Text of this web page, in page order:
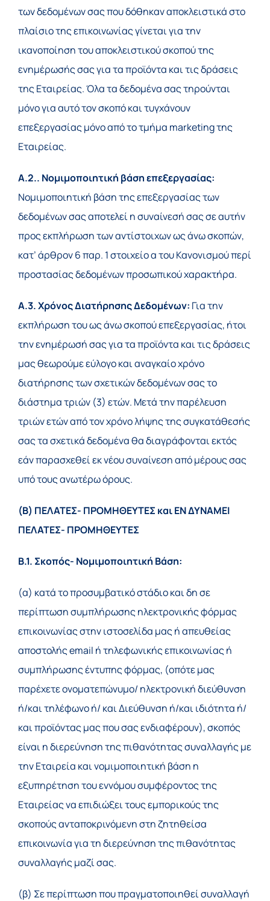
των δεδομένων σας που δόθηκαν αποκλειστικά στο
πλαίσιο της επικοινωνίας γίνεται για την
ικανοποίηση του αποκλειστικού σκοπού της
ενημέρωσής σας για τα προϊόντα και τις δράσεις
της Εταιρείας. Όλα τα δεδομένα σας τηρούνται
μόνο για αυτό τον σκοπό και τυγχάνουν
επεξεργασίας μόνο από το τμήμα marketing της
Εταιρείας.
Α.2.. Νομιμοποιητική βάση επεξεργασίας:
Νομιμοποιητική βάση της επεξεργασίας των
δεδομένων σας αποτελεί η συναίνεσή σας σε αυτήν
προς εκπλήρωση των αντίστοιχων ως άνω σκοπών,
κατ’ άρθρον 6 παρ. 1 στοιχείο α του Κανονισμού περί
προστασίας δεδομένων προσωπικού χαρακτήρα.
Α.3. Χρόνος Διατήρησης Δεδομένων: Για την
εκπλήρωση του ως άνω σκοπού επεξεργασίας, ήτοι
την ενημέρωσή σας για τα προϊόντα και τις δράσεις
μας θεωρούμε εύλογο και αναγκαίο χρόνο
διατήρησης των σχετικών δεδομένων σας το
διάστημα τριών (3) ετών. Μετά την παρέλευση
τριών ετών από τον χρόνο λήψης της συγκατάθεσής
σας τα σχετικά δεδομένα θα διαγράφονται εκτός
εάν παρασχεθεί εκ νέου συναίνεση από μέρους σας
υπό τους ανωτέρω όρους.
(Β) ΠΕΛΑΤΕΣ- ΠΡΟΜΗΘΕΥΤΕΣ και ΕΝ ΔΥΝΑΜΕΙ
ΠΕΛΑΤΕΣ- ΠΡΟΜΗΘΕΥΤΕΣ
Β.1. Σκοπός- Νομιμοποιητική Βάση:
(α) κατά το προσυμβατικό στάδιο και δη σε
περίπτωση συμπλήρωσης ηλεκτρονικής φόρμας
επικοινωνίας στην ιστοσελίδα μας ή απευθείας
αποστολής email ή τηλεφωνικής επικοινωνίας ή
συμπλήρωσης έντυπης φόρμας, (οπότε μας
παρέχετε ονοματεπώνυμο/ ηλεκτρονική διεύθυνση
ή/και τηλέφωνο ή/ και Διεύθυνση ή/και ιδιότητα ή/
και προϊόντας μας που σας ενδιαφέρουν), σκοπός
είναι η διερεύνηση της πιθανότητας συναλλαγής με
την Εταιρεία και νομιμοποιητική βάση η
εξυπηρέτηση του εννόμου συμφέροντος της
Εταιρείας να επιδιώξει τους εμπορικούς της
σκοπούς ανταποκρινόμενη στη ζητηθείσα
επικοινωνία για τη διερεύνηση της πιθανότητας
συναλλαγής μαζί σας.
(β) Σε περίπτωση που πραγματοποιηθεί συναλλαγή